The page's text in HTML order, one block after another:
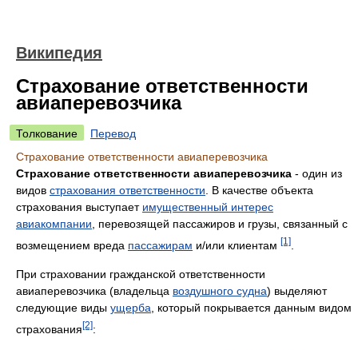
Википедия
Страхование ответственности
авиаперевозчика
Толкование
Перевод
Страхование ответственности авиаперевозчика
Страхование ответственности авиаперевозчика - один из
видов страхования ответственности . В качестве объекта
страхования выступает имущественный интерес
авиакомпании , перевозящей пассажиров и грузы, связанный с
возмещением вреда пассажирам и/или клиентам [1]
При страховании гражданской ответственности
авиаперевозчика (владельца воздушного судна) выделяют
следующие виды ущерба , который покрывается данным видом
страхования[2]: